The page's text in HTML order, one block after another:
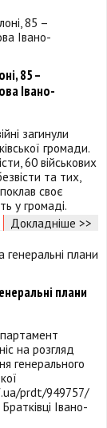
85 –
Івано-
загинули
громади.
60 військових
та тих,
своє
у громаді.
Докладніше >>
плани
на розгляд
генерального
prdt/949757/
Івано-